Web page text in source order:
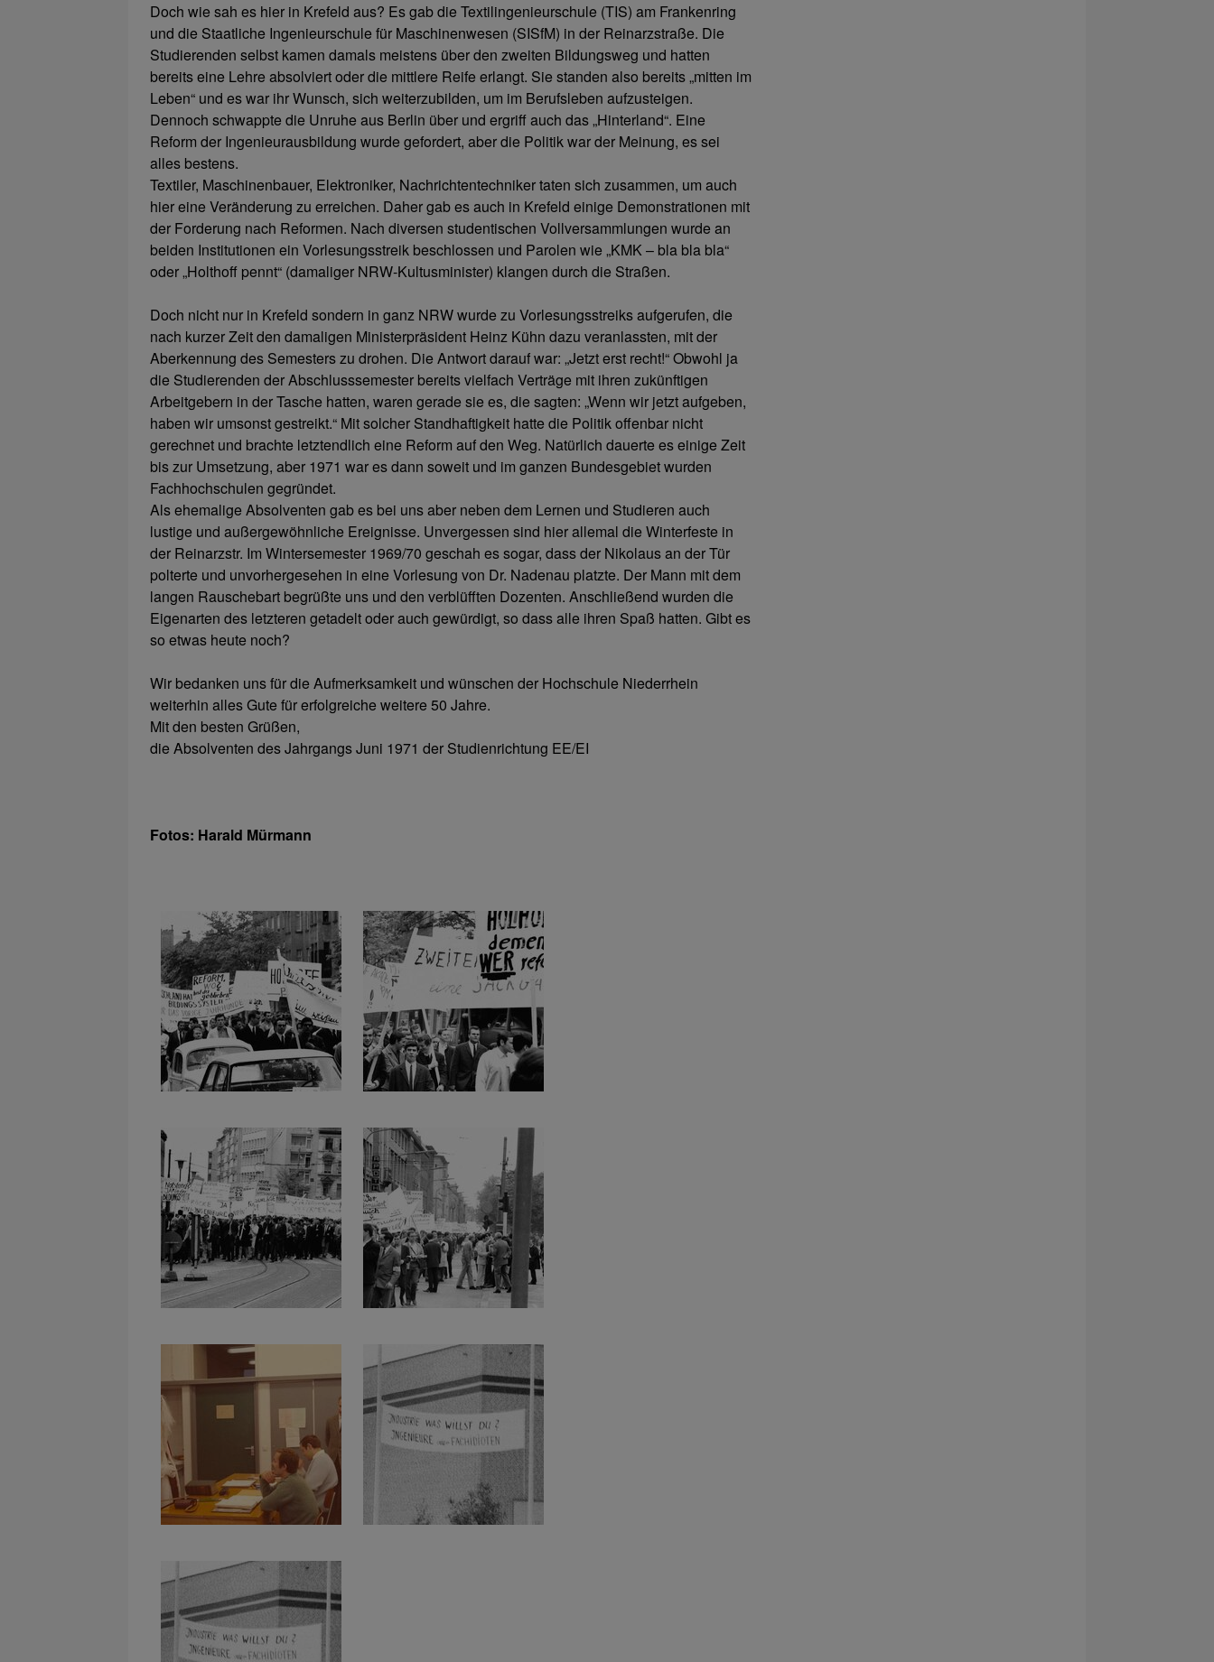
Doch wie sah es hier in Krefeld aus? Es gab die Textilingenieurschule (TIS) am Frankenring
und die Staatliche Ingenieurschule für Maschinenwesen (SISfM) in der Reinarzstraße. Die
Studierenden selbst kamen damals meistens über den zweiten Bildungsweg und hatten
bereits eine Lehre absolviert oder die mittlere Reife erlangt. Sie standen also bereits „mitten im
Leben“ und es war ihr Wunsch, sich weiterzubilden, um im Berufsleben aufzusteigen.
Dennoch schwappte die Unruhe aus Berlin über und ergriff auch das „Hinterland“. Eine
Reform der Ingenieurausbildung wurde gefordert, aber die Politik war der Meinung, es sei
alles bestens.
Textiler, Maschinenbauer, Elektroniker, Nachrichtentechniker taten sich zusammen, um auch
hier eine Veränderung zu erreichen. Daher gab es auch in Krefeld einige Demonstrationen mit
der Forderung nach Reformen. Nach diversen studentischen Vollversammlungen wurde an
beiden Institutionen ein Vorlesungsstreik beschlossen und Parolen wie „KMK – bla bla bla“
oder „Holthoff pennt“ (damaliger NRW-Kultusminister) klangen durch die Straßen.
Doch nicht nur in Krefeld sondern in ganz NRW wurde zu Vorlesungsstreiks aufgerufen, die
nach kurzer Zeit den damaligen Ministerpräsident Heinz Kühn dazu veranlassten, mit der
Aberkennung des Semesters zu drohen. Die Antwort darauf war: „Jetzt erst recht!“ Obwohl ja
die Studierenden der Abschlusssemester bereits vielfach Verträge mit ihren zukünftigen
Arbeitgebern in der Tasche hatten, waren gerade sie es, die sagten: „Wenn wir jetzt aufgeben,
haben wir umsonst gestreikt.“ Mit solcher Standhaftigkeit hatte die Politik offenbar nicht
gerechnet und brachte letztendlich eine Reform auf den Weg. Natürlich dauerte es einige Zeit
bis zur Umsetzung, aber 1971 war es dann soweit und im ganzen Bundesgebiet wurden
Fachhochschulen gegründet.
Als ehemalige Absolventen gab es bei uns aber neben dem Lernen und Studieren auch
lustige und außergewöhnliche Ereignisse. Unvergessen sind hier allemal die Winterfeste in
der Reinarzstr. Im Wintersemester 1969/70 geschah es sogar, dass der Nikolaus an der Tür
polterte und unvorhergesehen in eine Vorlesung von Dr. Nadenau platzte. Der Mann mit dem
langen Rauschebart begrüßte uns und den verblüfften Dozenten. Anschließend wurden die
Eigenarten des letzteren getadelt oder auch gewürdigt, so dass alle ihren Spaß hatten. Gibt es
so etwas heute noch?
Wir bedanken uns für die Aufmerksamkeit und wünschen der Hochschule Niederrhein
weiterhin alles Gute für erfolgreiche weitere 50 Jahre.
Mit den besten Grüßen,
die Absolventen des Jahrgangs Juni 1971 der Studienrichtung EE/EI
Fotos: Harald Mürmann